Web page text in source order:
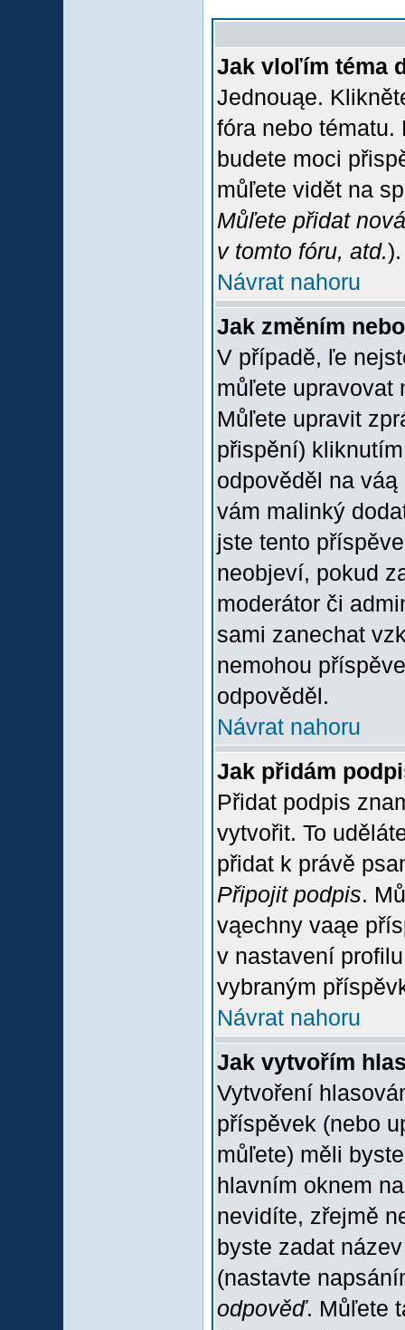
Jak vloľím téma
Jednouąe.
fóra nebo
budete moci
můľete vidět na
Můľete přidat
v tomto fóru, atd.).
Návrat nahoru
Jak změním
V případě, ľe
můľete upravovat
Můľete upravit
přispění)
odpověděl na
vám malinký
jste tento
neobjeví, pokud
moderátor či
sami zanechat
nemohou
odpověděl.
Návrat nahoru
Jak přidám
Přidat podpis
vytvořit. To
přidat k právě
Připojit podpis.
vąechny vaąe
v nastavení
vybraným
Návrat nahoru
Jak vytvořím
Vytvoření
příspěvek (nebo
můľete) měli
hlavním oknem
nevidíte, zřejmě
byste zadat
(nastavte
odpověď. Můľete